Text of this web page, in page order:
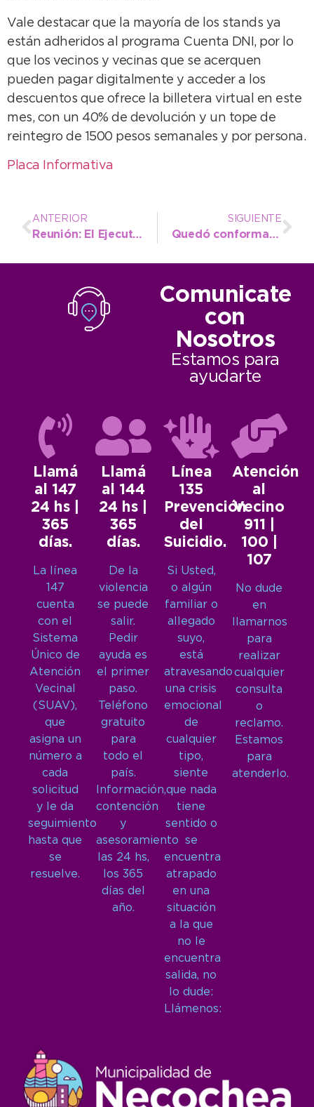
Vale destacar que la mayoría de los stands ya
están adheridos al programa Cuenta DNI, por lo
que los vecinos y vecinas que se acerquen
pueden pagar digitalmente y acceder a los
descuentos que ofrece la billetera virtual en este
mes, con un 40% de devolución y un tope de
reintegro de 1500 pesos semanales y por persona.
Placa Informativa
ANTERIOR
Reunión: El Ejecutivo planteó una nueva modificación de la Ordenanza Fiscal e Impositiva 2024
SIGUIENTE
Quedó conformado el cronograma para la competencia cultural de los Juegos Bonaerenses
Comunicate
con
Nosotros
Estamos para
ayudarte
Llamá
al 147
24 hs |
365
días.
La línea
147
cuenta
con el
Sistema
Único de
Atención
Vecinal
(SUAV),
que
asigna un
número a
cada
solicitud
y le da
seguimiento
hasta que
se
resuelve.
Llamá
al 144
24 hs |
365
días.
De la
violencia
se puede
salir.
Pedir
ayuda es
el primer
paso.
Teléfono
gratuito
para
todo el
país.
Información,
contención
y
asesoramiento
las 24 hs,
los 365
días del
año.
Línea
135
Prevención
del
Suicidio.
Si Usted,
o algún
familiar o
allegado
suyo,
está
atravesando
una crisis
emocional
de
cualquier
tipo,
siente
que nada
tiene
sentido o
se
encuentra
atrapado
en una
situación
a la que
no le
encuentra
salida, no
lo dude:
Llámenos:
Atención
al
Vecino
911 |
100 |
107
No dude
en
llamarnos
para
realizar
cualquier
consulta
o
reclamo.
Estamos
para
atenderlo.